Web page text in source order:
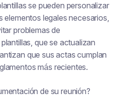
se pueden personalizar
elementos legales necesarios,
problemas de
que se actualizan
que sus actas cumplan
más recientes.
de su reunión?